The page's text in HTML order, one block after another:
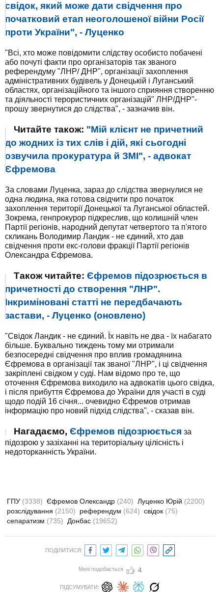
свідок, який може дати свідчення про
початковий етап неоголошеної війни Росії
проти України", - Луценко
"Всі, хто може повідомити слідству особисто побачені
або почуті факти про організаторів так званого
референдуму "ЛНР/ ДНР", організації захоплення
адміністративних будівель у Донецькій і Луганський
областях, організаційного та іншого сприяння створенню
та діяльності терористичних організацій" ЛНР/ДНР"-
прошу звернутися до слідства", - зазначив він.
Читайте також: "Мій клієнт не причетний
до жодних із тих слів і дій, які сьогодні
озвучила прокуратура й ЗМІ", - адвокат
Єфремова
За словами Луценка, зараз до слідства звернулися не
одна людина, яка готова свідчити про початок
захоплення території Донецької та Луганської областей.
Зокрема, генпрокурор підкреслив, що колишній член
Партії регіонів, народний депутат четвертого та п'ятого
скликань Володимир Ландик - не єдиний, хто дав
свідчення проти екс-голови фракції Партії регіонів
Олександра Єфремова.
Також читайте: Єфремов підозрюється в
причетності до створення "ЛНР".
Інкриміновані статті не передбачають
застави, - Луценко (оновлено)
"Свідок Ландик - не єдиний. Їх навіть не два - їх набагато
більше. Буквально тиждень тому ми отримали
безпосередні свідчення про вплив громадянина
Єфремова в організації так званої "ЛНР", і ці свідчення
закріплені свідком у суді. Нам відомо про те, що
оточення Єфремова виходило на адвокатів цього свідка,
і після прибуття Єфремова до України для участі в суді
щодо подій 16 січня... очевидно Єфремов отримав
інформацію про новий підхід слідства", - сказав він.
Нагадаємо, Єфремов підозрюється за
підозрою у зазіханні на територіальну цілісність і
недоторканність України.
ГПУ (3338) Єфремов Олександр (240) Луценко Юрій (2200)
розслідування (2150) референдум (624) свідок (75)
сепаратизм (735) Донбас (19652)
ПОДІЛИТИСЯ:
Мені подобається 4
ПІДСУМУВАТИ: